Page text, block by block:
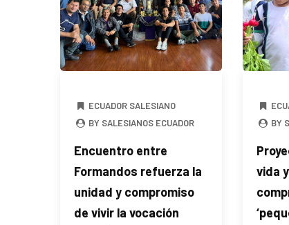
ECUADOR SALESIANO
BY SALESIANOS ECUADOR
Encuentro entre
Formandos refuerza la
unidad y compromiso
de vivir la vocación
BY
vida